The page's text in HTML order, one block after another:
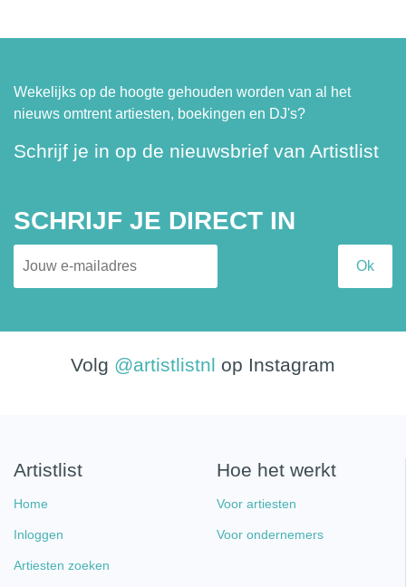
Wekelijks op de hoogte gehouden worden van al het
nieuws omtrent artiesten, boekingen en DJ's?
Schrijf je in op de nieuwsbrief van Artistlist
SCHRIJF JE DIRECT IN
Volg @artistlistnl op Instagram
Artistlist
Home
Inloggen
Artiesten zoeken
Hoe het werkt
Voor artiesten
Voor ondernemers